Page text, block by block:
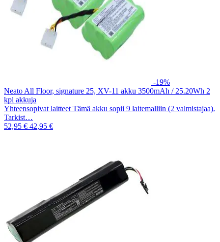
-19%
Neato All Floor, signature 25, XV-11 akku 3500mAh / 25.20Wh 2
kpl akkuja
Yhteensopivat laitteet Tämä akku sopii 9 laitemalliin (2 valmistajaa).
Tarkist…
52,95 € 42,95 €